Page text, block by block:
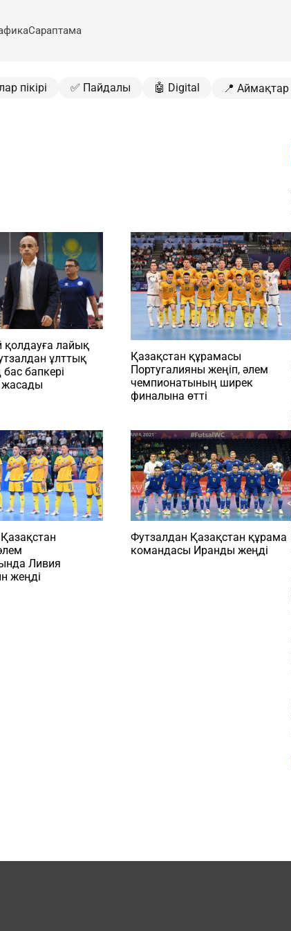
Сараптама
пікірі ✅ Пайдалы 🤖 Digital 📍 Аймақтар
қолдауға лайық
ұлттық
бапкері
жасады
Қазақстан құрамасы
Португалияны жеңіп, әлем
чемпионатының ширек
финалына өтті
Ливия
жеңді
Футзалдан Қазақстан құрама
командасы Иранды жеңді